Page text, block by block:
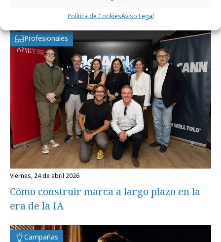
Política de CookiesAviso Legal
Profesionales
viernes, 24 de abril 2026
Cómo construir marca a largo plazo en la
era de la IA
Campañas